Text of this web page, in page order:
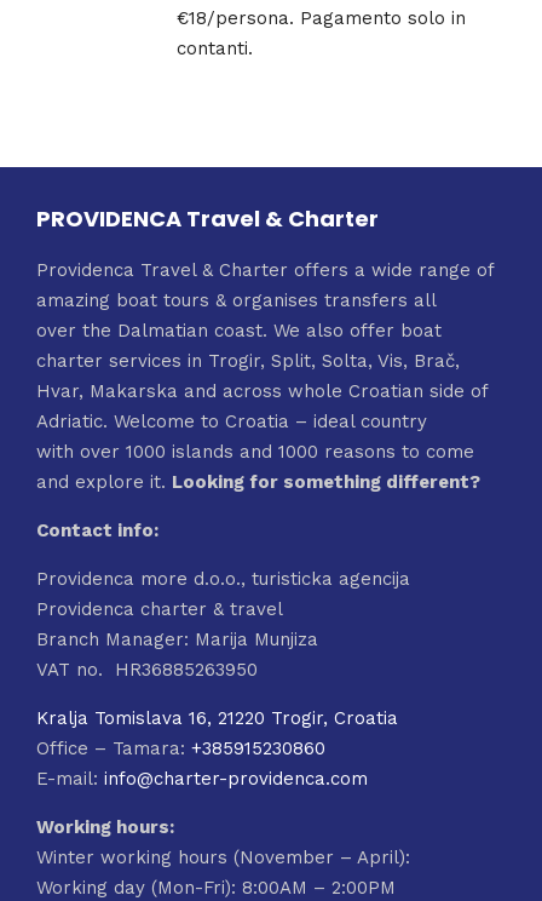
€18/persona. Pagamento solo in
contanti.
PROVIDENCA Travel & Charter
Providenca Travel & Charter offers a wide range of
amazing boat tours & organises transfers all
over the Dalmatian coast. We also offer boat
charter services in Trogir, Split, Solta, Vis, Brač,
Hvar, Makarska and across whole Croatian side of
Adriatic. Welcome to Croatia – ideal country
with over 1000 islands and 1000 reasons to come
and explore it. Looking for something different?
Contact info:
Providenca more d.o.o., turisticka agencija
Providenca charter & travel
Branch Manager: Marija Munjiza
VAT no. HR36885263950
Kralja Tomislava 16, 21220 Trogir, Croatia
Office – Tamara: +385915230860
E-mail: info@charter-providenca.com
Working hours:
Winter working hours (November – April):
Working day (Mon-Fri): 8:00AM – 2:00PM